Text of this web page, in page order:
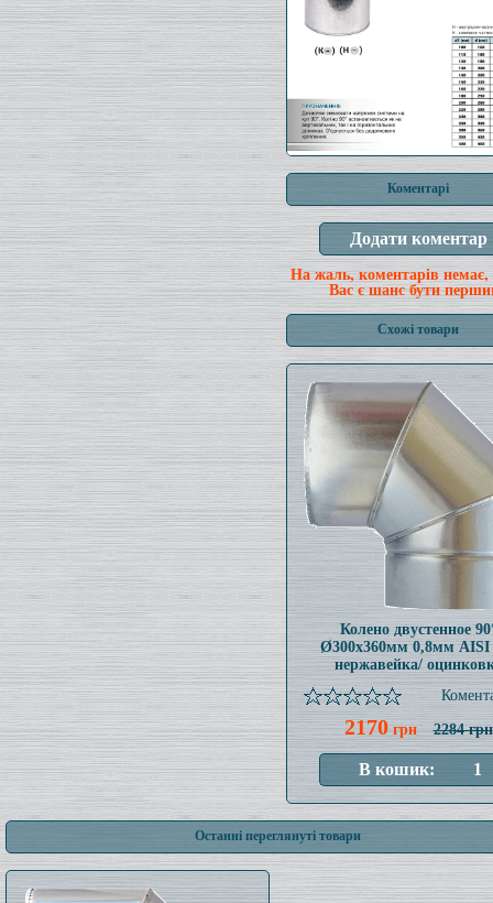
Коментарі
На жаль, коментарів немає,
Вас є шанс бути
Схожі товари
Колено двустенное
Ø300x360мм 0,8мм AISI
нержавейка/
2170грн 2284 грн
Останні переглянуті товари